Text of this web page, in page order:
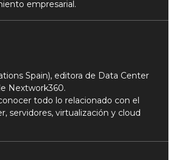
empresarial.
Spain), editora de Data Center
Nextwork360.
todo lo relacionado con el
servidores, virtualización y cloud